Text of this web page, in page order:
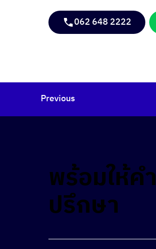
062 648 2222
Previous
พร้อมให้คำ
ปรึกษา